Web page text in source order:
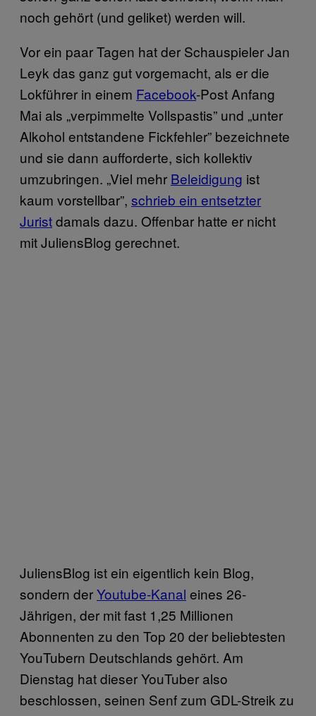
noch gehört (und geliket) werden will.
Vor ein paar Tagen hat der Schauspieler Jan
Leyk das ganz gut vorgemacht, als er die
Lokführer in einem Facebook-Post Anfang
Mai als „verpimmelte Vollspastis” und „unter
Alkohol entstandene Fickfehler” bezeichnete
und sie dann aufforderte, sich kollektiv
umzubringen. „Viel mehr Beleidigung ist
kaum vorstellbar”, schrieb ein entsetzter
Juristdamals dazu. Offenbar hatte er nicht
mit JuliensBlog gerechnet.
JuliensBlog ist ein eigentlich kein Blog,
sondern derYoutube-Kanal eines 26-
Jährigen, der mit fast 1,25 Millionen
Abonnenten zu den Top 20 der beliebtesten
YouTubern Deutschlands gehört. Am
Dienstag hat dieser YouTuber also
beschlossen, seinen Senf zum GDL-Streik zu